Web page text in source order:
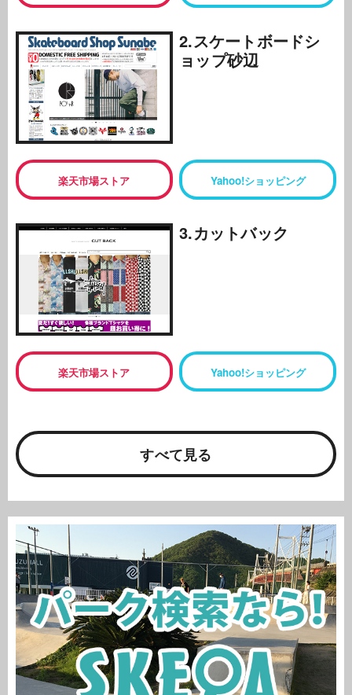
2.スケートボードシ
ョップ砂辺
楽天市場ストア Yahoo!ショッピング
3.カットバック
楽天市場ストア Yahoo!ショッピング
すべて見る